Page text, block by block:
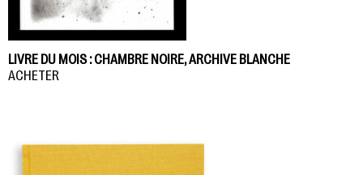
LIVRE DU MOIS : CHAMBRE NOIRE, ARCHIVE BLANCHE
ACHETER